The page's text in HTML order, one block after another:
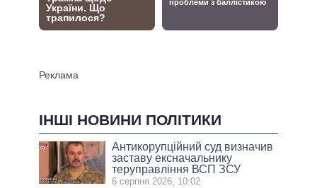
ІНШІ НОВИНИ ПОЛІТИКИ
Антикорупційний суд визначив
заставу ексначальнику
теруправління ВСП ЗСУ
6 серпня 2026, 10:02